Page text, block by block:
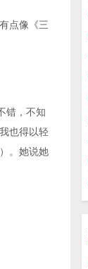
点像《三
错，不知
也得以轻
。她说她